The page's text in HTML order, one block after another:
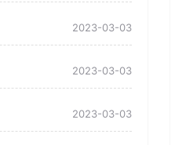
2023-03-03
2023-03-03
2023-03-03